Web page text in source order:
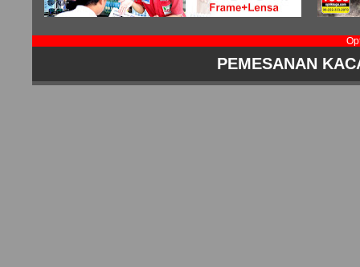
PEMESANAN